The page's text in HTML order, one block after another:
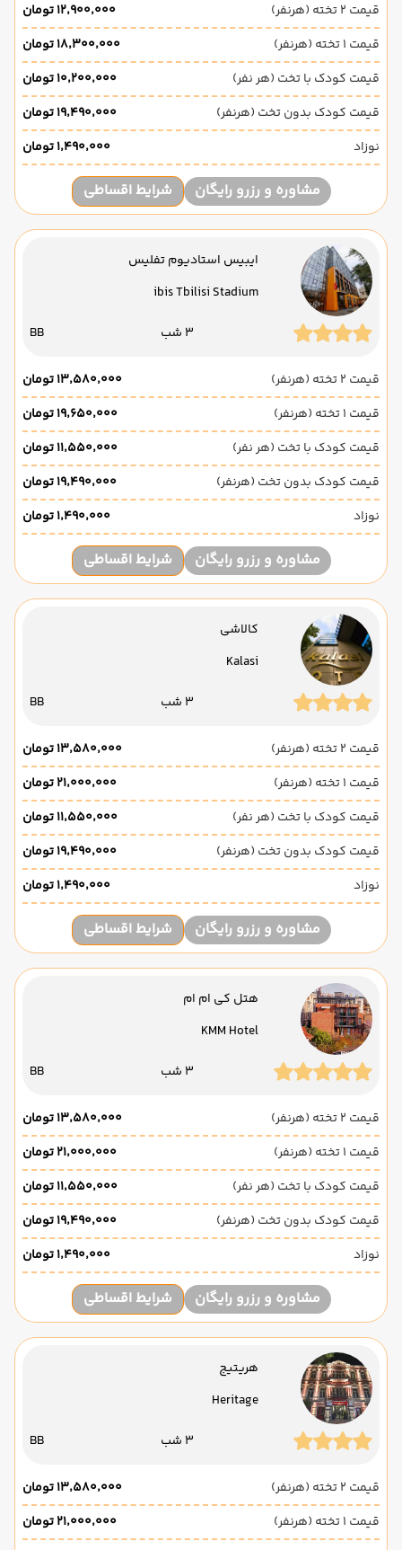
قیمت 2 تخته (هرنفر)
۱۲٬۹۰۰٬۰۰۰ تومان
قیمت 1 تخته (هرنفر)
۱۸٬۳۰۰٬۰۰۰ تومان
قیمت کودک با تخت (هر نفر)
۱۰٬۲۰۰٬۰۰۰ تومان
قیمت کودک بدون تخت (هرنفر)
۱۹٬۴۹۰٬۰۰۰ تومان
نوزاد
۱٬۴۹۰٬۰۰۰ تومان
مشاوره و رزرو رایگان شرایط اقساطی
ایبیس استادیوم تفلیس
ibis Tbilisi Stadium
3 شب BB
قیمت 2 تخته (هرنفر)
۱۳٬۵۸۰٬۰۰۰ تومان
قیمت 1 تخته (هرنفر)
۱۹٬۶۵۰٬۰۰۰ تومان
قیمت کودک با تخت (هر نفر)
۱۱٬۵۵۰٬۰۰۰ تومان
قیمت کودک بدون تخت (هرنفر)
۱۹٬۴۹۰٬۰۰۰ تومان
نوزاد
۱٬۴۹۰٬۰۰۰ تومان
مشاوره و رزرو رایگان شرایط اقساطی
کالاشی
Kalasi
3 شب BB
قیمت 2 تخته (هرنفر)
۱۳٬۵۸۰٬۰۰۰ تومان
قیمت 1 تخته (هرنفر)
۲۱٬۰۰۰٬۰۰۰ تومان
قیمت کودک با تخت (هر نفر)
۱۱٬۵۵۰٬۰۰۰ تومان
قیمت کودک بدون تخت (هرنفر)
۱۹٬۴۹۰٬۰۰۰ تومان
نوزاد
۱٬۴۹۰٬۰۰۰ تومان
مشاوره و رزرو رایگان شرایط اقساطی
هتل کی ام ام
KMM Hotel
3 شب BB
قیمت 2 تخته (هرنفر)
۱۳٬۵۸۰٬۰۰۰ تومان
قیمت 1 تخته (هرنفر)
۲۱٬۰۰۰٬۰۰۰ تومان
قیمت کودک با تخت (هر نفر)
۱۱٬۵۵۰٬۰۰۰ تومان
قیمت کودک بدون تخت (هرنفر)
۱۹٬۴۹۰٬۰۰۰ تومان
نوزاد
۱٬۴۹۰٬۰۰۰ تومان
مشاوره و رزرو رایگان شرایط اقساطی
هریتیج
Heritage
3 شب BB
قیمت 2 تخته (هرنفر)
۱۳٬۵۸۰٬۰۰۰ تومان
قیمت 1 تخته (هرنفر)
۲۱٬۰۰۰٬۰۰۰ تومان